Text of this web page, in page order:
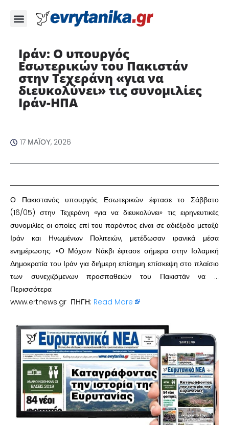
Ιράν: Ο υπουργός
Εσωτερικών του Πακιστάν
στην Τεχεράνη «για να
διευκολύνει» τις συνομιλίες
Ιράν-ΗΠΑ ​
17 ΜΑΪ́ΟΥ, 2026
​Ο Πακιστανός υπουργός Εσωτερικών έφτασε το Σάββατο
(16/05) στην Τεχεράνη «για να διευκολύνει» τις ειρηνευτικές
συνομιλίες οι οποίες επί του παρόντος είναι σε αδιέξοδο μεταξύ
Ιράν και Ηνωμένων Πολιτειών, μετέδωσαν ιρανικά μέσα
ενημέρωσης. «Ο Μόχσιν Νάκβι έφτασε σήμερα στην Ισλαμική
Δημοκρατία του Ιράν για διήμερη επίσημη επίσκεψη στο πλαίσιο
των συνεχιζόμενων προσπαθειών του Πακιστάν να …
Περισσότερα
www.ertnews.gr ΠΗΓΗ: Read More